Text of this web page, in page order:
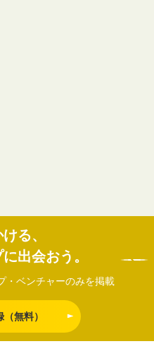
る、
出会おう。
・ベンチャーのみを掲載
無料）